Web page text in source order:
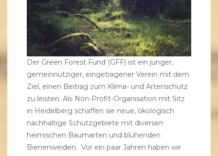
Der Green Forest Fund (GFF) ist ein junger,
gemeinnütziger, eingetragener Verein mit dem
Ziel, einen Beitrag zum Klima- und Artenschutz
zu leisten. Als Non-Profit-Organisation mit Sitz
in Heidelberg schaffen sie neue, ökologisch
nachhaltige Schutzgebiete mit diversen
heimischen Baumarten und blühenden
Bienenweiden. Vor ein paar Jahren haben wir